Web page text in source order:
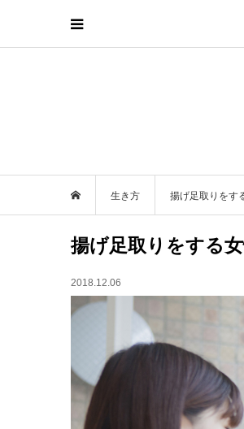
生き方 揚げ足取りをす
揚げ足取りをする
2018.12.06